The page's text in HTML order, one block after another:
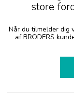
store
Når du tilmelder dig
af BRODERS